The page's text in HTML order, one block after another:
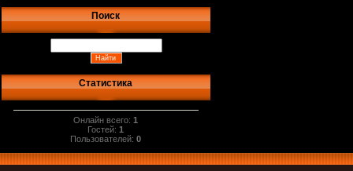
Поиск
Статистика
Онлайн всего:1
Гостей:1
Пользователей:0